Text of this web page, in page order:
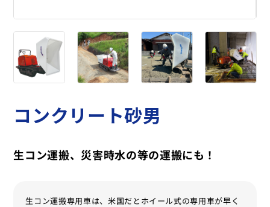
コンクリート砂男
生コン運搬、災害時水の等の運搬にも！
生コン運搬専用車は、米国だとホイール式の専用車が早く